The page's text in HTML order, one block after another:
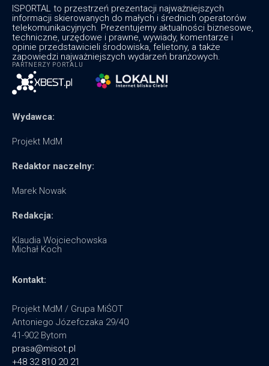
ISPORTAL to przestrzeń prezentacji najważniejszych
informacji skierowanych do małych i średnich operatorów
telekomunikacyjnych. Prezentujemy aktualności biznesowe,
techniczne, urzędowe i prawne, wywiady, komentarze i
opinie przedstawicieli środowiska, felietony, a także
zapowiedzi najważniejszych wydarzeń branżowych.
PARTNERZY PORTALU
Wydawca:
Projekt MdM
Redaktor naczelny:
Marek Nowak
Redakcja:
Klaudia Wojciechowska
Michał Koch
Kontakt:
Projekt MdM / Grupa MiŚOT
Antoniego Józefczaka 29/40
41-902 Bytom
prasa@misot.pl
+48 32 810 20 21